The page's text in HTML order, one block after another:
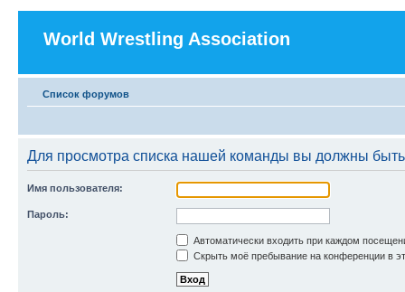
World Wrestling Association
Список форумов
Для просмотра списка нашей команды вы должны
Имя пользователя:
Пароль:
Автоматически входить при каждом
Скрыть моё пребывание на конференции в